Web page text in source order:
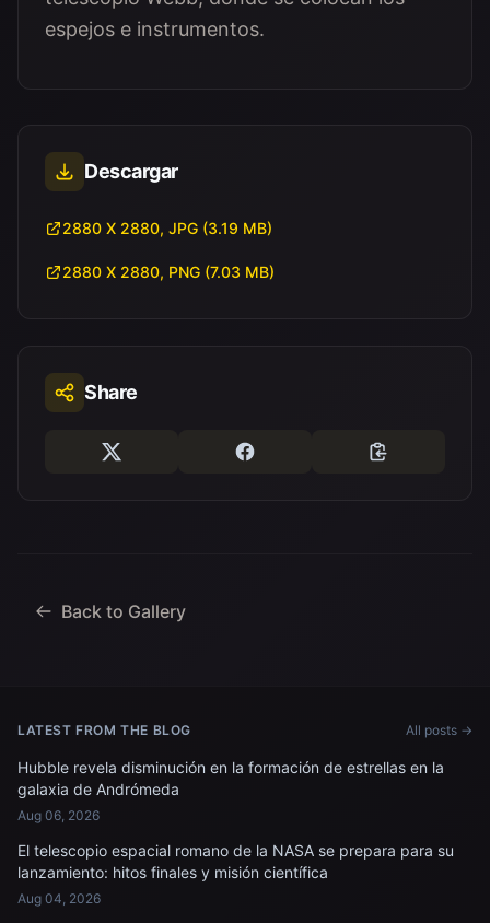
espejos e instrumentos.
Descargar
2880 X 2880, JPG (3.19 MB)
2880 X 2880, PNG (7.03 MB)
Share
Back to Gallery
LATEST FROM THE BLOG All posts →
Hubble revela disminución en la formación de estrellas en la
galaxia de Andrómeda
Aug 06, 2026
El telescopio espacial romano de la NASA se prepara para su
lanzamiento: hitos finales y misión científica
Aug 04, 2026